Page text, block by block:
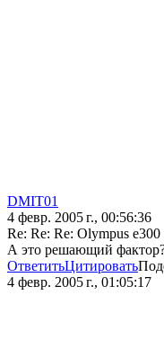
DMIT01
4 февр. 2005 г., 00:56:36
Re: Re: Re: Olympus e300
А это решающий
ОтветитьЦитировать
4 февр. 2005 г., 01:05:17